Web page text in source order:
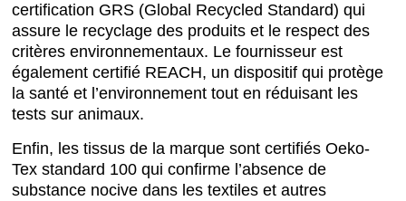
certification GRS (Global Recycled Standard) qui
assure le recyclage des produits et le respect des
critères environnementaux. Le fournisseur est
également certifié REACH, un dispositif qui protège
la santé et l’environnement tout en réduisant les
tests sur animaux.
Enfin, les tissus de la marque sont certifiés Oeko-
Tex standard 100 qui confirme l’absence de
substance nocive dans les textiles et autres